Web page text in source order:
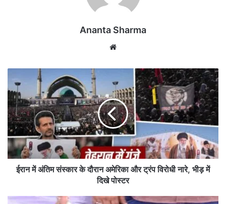
Ananta Sharma
te
न
में
अं
ति
म
सं
स्का
रा
ईरान में अंतिम संस्कार के दौरान अमेरिका और ट्रंप विरोधी नारे, भीड़ में
दिखे पोस्टर
भा